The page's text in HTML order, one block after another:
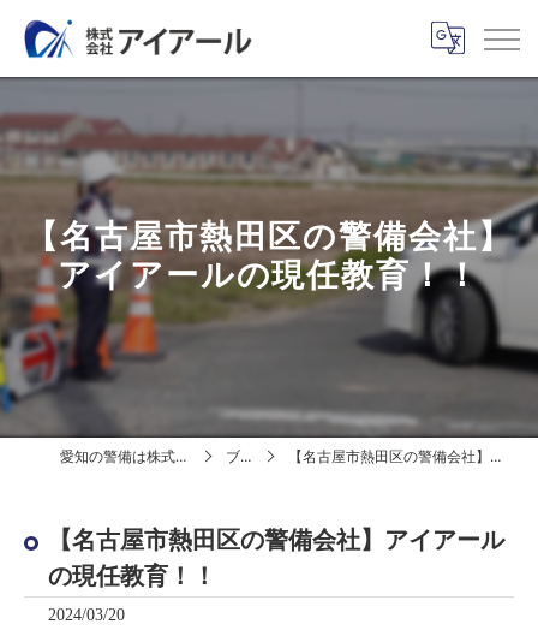
【名古屋市熱田区の警備会社】
アイアールの現任教育！！
愛知の警備は株式会社アイアール ブログ 【名古屋市熱田区の警備会社】アイアールの現任教育！！
【名古屋市熱田区の警備会社】アイアール
の現任教育！！
2024/03/20